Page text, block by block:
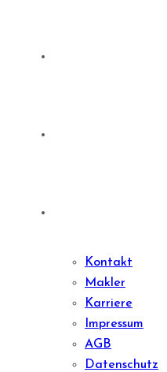
Kontakt
Makler
Karriere
Impressum
AGB
Datenschutz